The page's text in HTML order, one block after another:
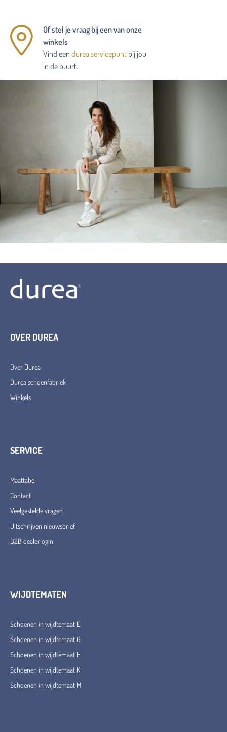
Of stel je vraag bij een van onze
winkels
Vind een durea servicepunt bij jou
in de buurt.
OVER DUREA
Over Durea
Durea schoenfabriek
Winkels
SERVICE
Maattabel
Contact
Veelgestelde vragen
Uitschrijven nieuwsbrief
B2B dealerlogin
WIJDTEMATEN
Schoenen in wijdtemaat E
Schoenen in wijdtemaat G
Schoenen in wijdtemaat H
Schoenen in wijdtemaat K
Schoenen in wijdtemaat M